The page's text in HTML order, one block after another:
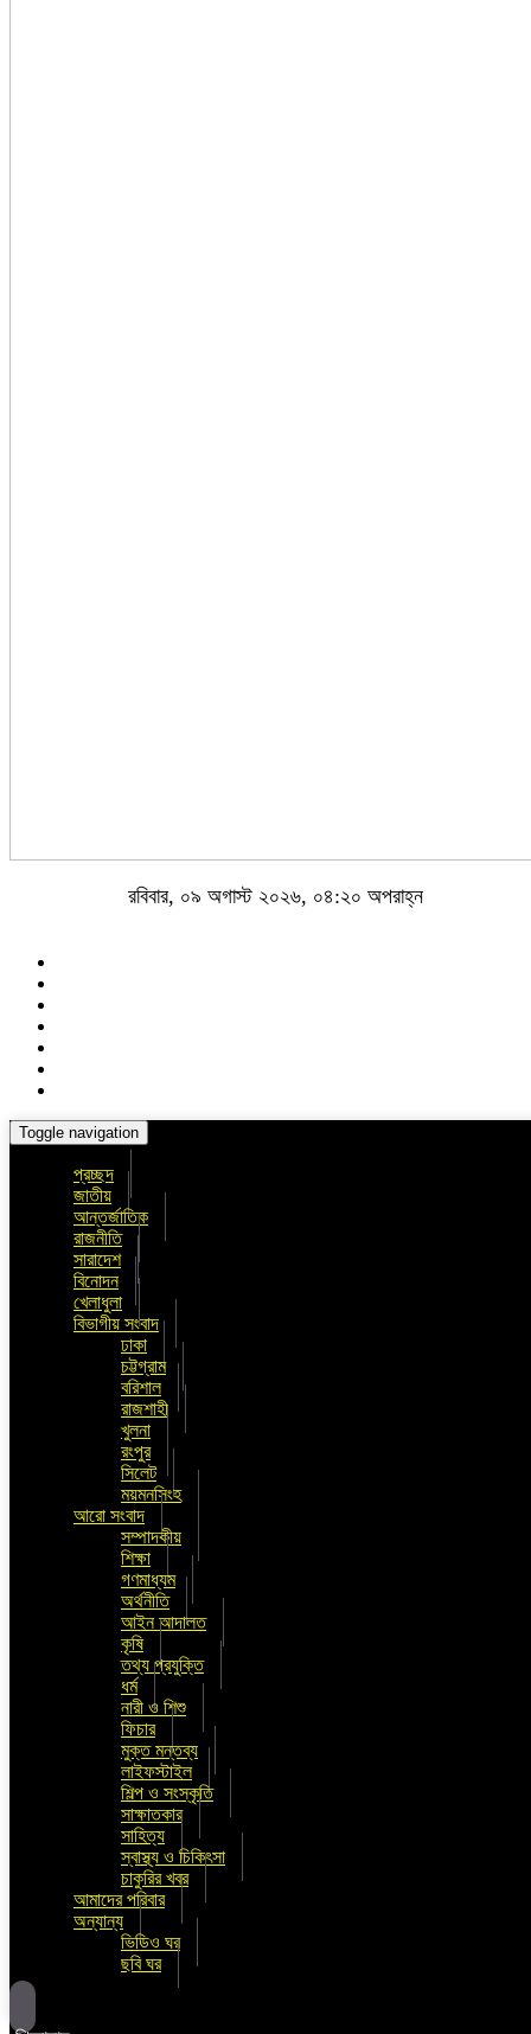
রবিবার, ০৯ অগাস্ট ২০২৬, ০৪:২০ অপরাহ্ন
Toggle navigation
প্রচ্ছদ
জাতীয়
আন্তর্জাতিক
রাজনীতি
সারাদেশ
বিনোদন
খেলাধুলা
বিভাগীয় সংবাদ
ঢাকা
চট্টগ্রাম
বরিশাল
রাজশাহী
খুলনা
রংপুর
সিলেট
ময়মনসিংহ
আরো সংবাদ
সম্পাদকীয়
শিক্ষা
গণমাধ্যম
অর্থনীতি
আইন আদালত
কৃষি
তথ্য প্রযুক্তি
ধর্ম
নারী ও শিশু
ফিচার
মুক্ত মন্তব্য
লাইফস্টাইল
শিল্প ও সংস্কৃতি
সাক্ষাতকার
সাহিত্য
স্বাস্থ্য ও চিকিৎসা
চাকুরির খবর
আমাদের পরিবার
অন্যান্য
ভিডিও ঘর
ছবি ঘর